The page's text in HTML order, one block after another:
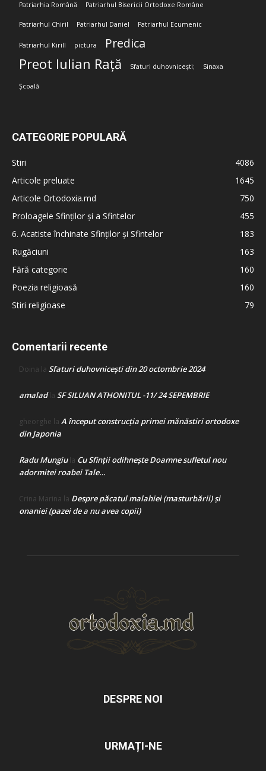
Patriarhia Română Patriarhul Bisericii Ortodoxe Române
Patriarhul Chiril Patriarhul Daniel Patriarhul Ecumenic
Patriarhul Kirill pictura Predica
Preot Iulian Rață Sfaturi duhovnicești; Sinaxa
Școală
CATEGORIE POPULARĂ
Stiri
4086
Articole preluate
1645
Articole Ortodoxia.md
750
Proloagele Sfinților și a Sfintelor
455
6. Acatiste închinate Sfinților și Sfintelor
183
Rugăciuni
163
Fără categorie
160
Poezia religioasă
160
Stiri religioase
79
Comentarii recente
Doina la Sfaturi duhovnicești din 20 octombrie 2024
amaladla SF SILUAN ATHONITUL -11/ 24 SEPEMBRIE
gheorghe la A început construcţia primei mănăstiri ortodoxe
din Japonia
Radu Mungiula Cu Sfinții odihnește Doamne sufletul nou
adormitei roabei Tale…
Crina Marina la Despre păcatul malahiei (masturbării) şi
onaniei (pazei de a nu avea copii)
DESPRE NOI
URMAȚI-NE